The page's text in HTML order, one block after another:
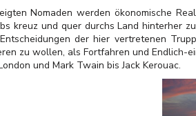
Nomaden werden ökonomische
kreuz und quer durchs Land hinterher
der hier vertretenen
zu wollen, als Fortfahren und Endlich-
und Mark Twain bis Jack Kerouac.